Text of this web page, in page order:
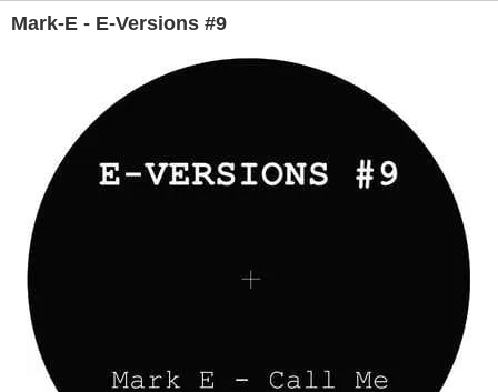
Mark-E - E-Versions #9